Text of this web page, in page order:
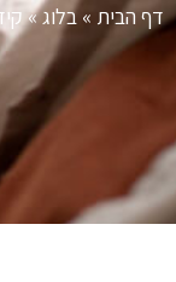
דף הבית »בלוג»